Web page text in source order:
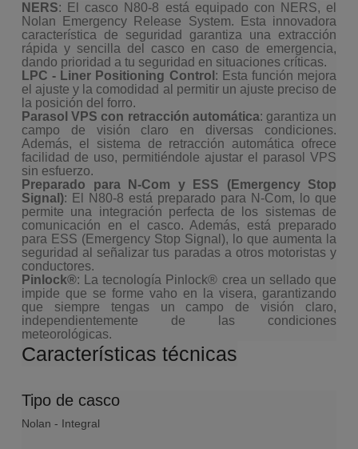
NERS: El casco N80-8 está equipado con NERS, el
Nolan Emergency Release System. Esta innovadora
característica de seguridad garantiza una extracción
rápida y sencilla del casco en caso de emergencia,
dando prioridad a tu seguridad en situaciones críticas.
LPC - Liner Positioning Control : Esta función mejora
el ajuste y la comodidad al permitir un ajuste preciso de
la posición del forro.
Parasol VPS con retracción automática: garantiza un
campo de visión claro en diversas condiciones.
Además, el sistema de retracción automática ofrece
facilidad de uso, permitiéndole ajustar el parasol VPS
sin esfuerzo.
Preparado para N-Com y ESS (Emergency Stop
Signal): El N80-8 está preparado para N-Com, lo que
permite una integración perfecta de los sistemas de
comunicación en el casco. Además, está preparado
para ESS (Emergency Stop Signal), lo que aumenta la
seguridad al señalizar tus paradas a otros motoristas y
conductores.
Pinlock®: La tecnología Pinlock® crea un sellado que
impide que se forme vaho en la visera, garantizando
que siempre tengas un campo de visión claro,
independientemente de las condiciones
meteorológicas.
Características técnicas
Tipo de casco
Nolan - Integral